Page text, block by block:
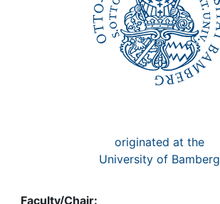
originated at the
University of Bamberg
Faculty/Chair: